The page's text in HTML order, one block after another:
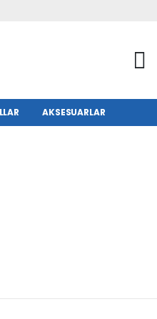
AKSESUARLAR